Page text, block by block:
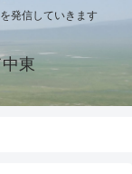
発信していきます
東